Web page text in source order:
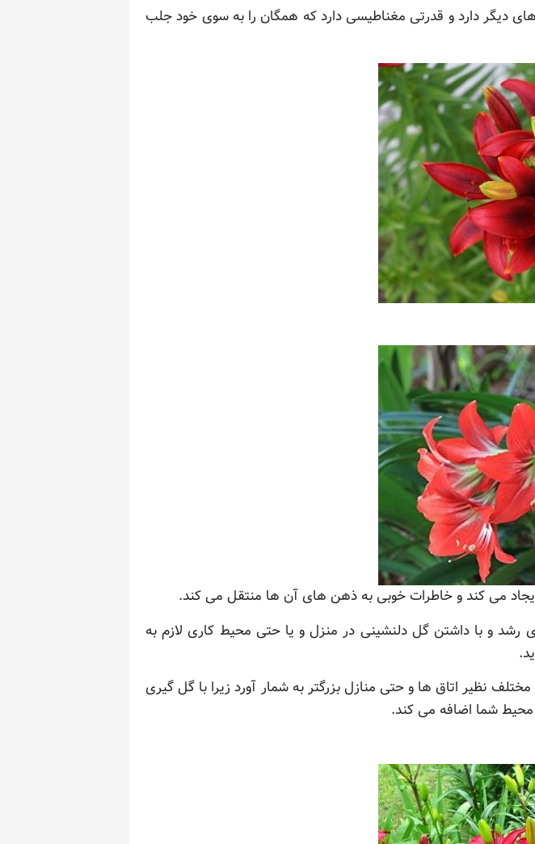
دیگر دارد و قدرتی مغناطیسی دارد که همگان را به سوی خود جلب
می کند و خاطرات خوبی به ذهن های آن ها منتقل می کند.
رشد و با داشتن گل دلنشینی در منزل و یا حتی محیط کاری لازم به
نظیر اتاق ها و حتی منازل بزرگتر به شمار آورد زیرا با گل گیری
محیط شما اضافه می کند.